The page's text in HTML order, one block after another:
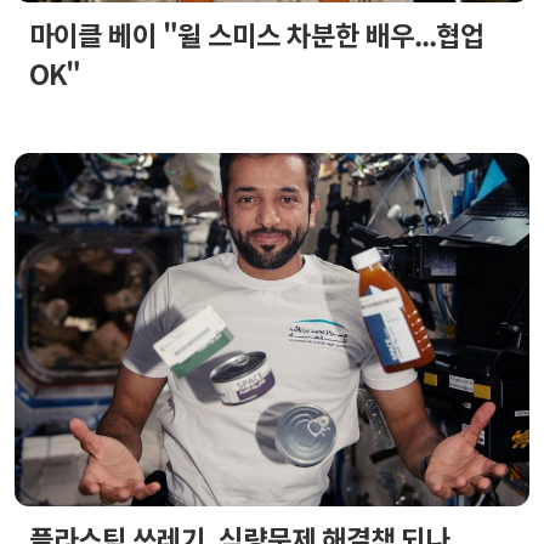
마이클 베이 "윌 스미스 차분한 배우...협업
OK"